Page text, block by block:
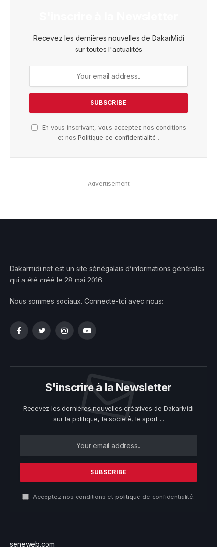
Recevez les dernières nouvelles de DakarMidi
sur toutes l'actualités
En vous inscrivant, vous acceptez nos conditions
et nos Politique de confidentialité .
Advertisement
Dakarmidi.net est un site sénégalais d’informations générales
qui a été créé le 28 mai 2016.
Nous sommes sociaux. Connecte-toi avec nous:
FacebookTwitterInstagramYouTube
S'inscrire à la Newsletter
Recevez les dernières nouvelles créatives de DakarMidi
sur la politique, la société, le sport ...
Acceptez nos conditions et politique de confidentialité.
seneweb.com